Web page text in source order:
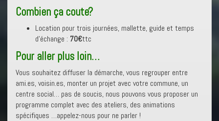
Combien ça coute?
Location pour trois journées, mallette, guide et temps
d’échange : 70€ttc
Pour aller plus loin…
Vous souhaitez diffuser la démarche, vous regrouper entre
ami.es, voisin.es, monter un projet avec votre commune, un
centre social… pas de soucis, nous pouvons vous proposer un
programme complet avec des ateliers, des animations
spécifiques …appelez-nous pour ne parler !